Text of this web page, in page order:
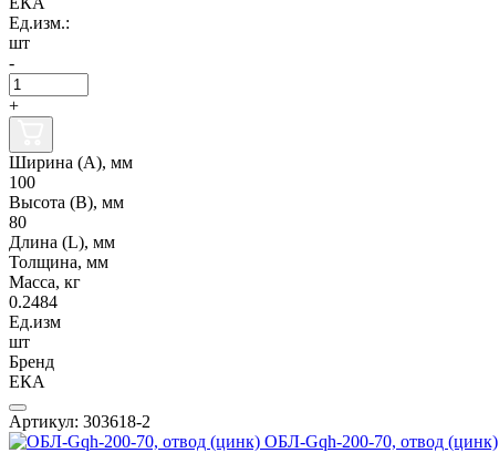
Ед.изм.:
шт
-
+
Ширина (А), мм
100
Высота (В), мм
80
Длина (L), мм
Толщина, мм
Масса, кг
0.2484
Ед.изм
шт
Бренд
ЕКА
Артикул: 303618-2
ОБЛ-Gqh-200-70, отвод (цинк)